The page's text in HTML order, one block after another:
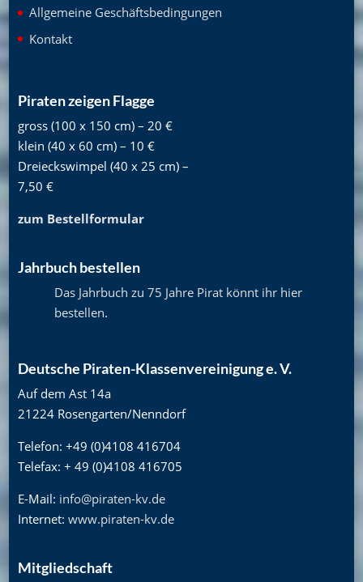
Allgemeine Geschäftsbedingungen
Kontakt
Piraten zeigen Flagge
gross (100 x 150 cm) – 20 €
klein (40 x 60 cm) – 10 €
Dreieckswimpel (40 x 25 cm) –
7,50 €
zum Bestellformular
Jahrbuch bestellen
Das Jahrbuch zu 75 Jahre Pirat könnt ihr hier
bestellen.
Deutsche Piraten-Klassenvereinigung e. V.
Auf dem Ast 14a
21224 Rosengarten/Nenndorf
Telefon: +49 (0)4108 416704
Telefax: + 49 (0)4108 416705
E-Mail: info@piraten-kv.de
Internet: www.piraten-kv.de
Mitgliedschaft